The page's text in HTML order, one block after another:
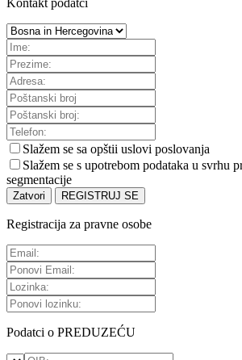
Kontakt podatci
Slažem se sa opštii uslovi poslovanja
Slažem se s upotrebom podataka u svrhu
segmentacije
Zatvori REGISTRUJ SE
Registracija za pravne osobe
Podatci o PREDUZEĆU